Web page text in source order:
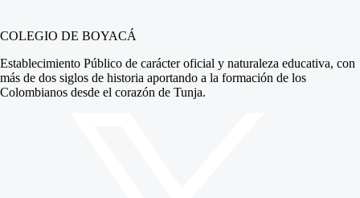
COLEGIO DE BOYACÁ
Establecimiento Público de carácter oficial y naturaleza educativa, con
más de dos siglos de historia aportando a la formación de los
Colombianos desde el corazón de Tunja.